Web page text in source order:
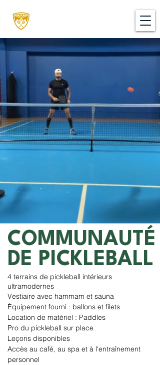
COMMUNAUTÉ
DE PICKLEBALL
4 terrains de pickleball intérieurs
ultramodernes
Vestiaire avec hammam et sauna
Équipement fourni : ballons et filets
Location de matériel : Paddles
Pro du pickleball sur place
Leçons disponibles
Accès au café, au spa et à l'entraînement
personnel